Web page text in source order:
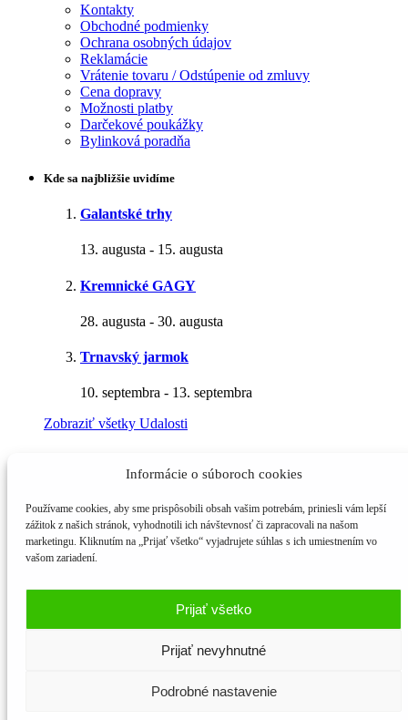
Informácie o súboroch cookies
Používame cookies, aby sme prispôsobili obsah vašim potrebám, priniesli vám lepší
zážitok z našich stránok, vyhodnotili ich návštevnosť či zapracovali na našom
marketingu. Kliknutím na „Prijať všetko“ vyjadrujete súhlas s ich umiestnením vo
vašom zariadení.
Prijať všetko
Prijať nevyhnutné
Podrobné nastavenie
Kontakty
Obchodné podmienky
Ochrana osobných údajov
Reklamácie
Vrátenie tovaru / Odstúpenie od zmluvy
Cena dopravy
Možnosti platby
Darčekové poukážky
Bylinková poradňa
Kde sa najbližšie uvidíme
Galantské trhy
13. augusta - 15. augusta
Kremnické GAGY
28. augusta - 30. augusta
Trnavský jarmok
10. septembra - 13. septembra
Zobraziť všetky Udalosti
E-mail*
© 2016 - 2026 | Alba Flora - Prírodná kozmetika a apatieka | Alba
Flora s.r.o., Diakovce č. 125, PSČ 925 81, info@albaflora.sk